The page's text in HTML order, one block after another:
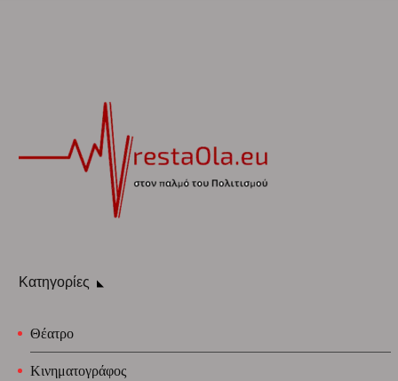
Κατηγορίες
Θέατρο
Κινηματογράφος